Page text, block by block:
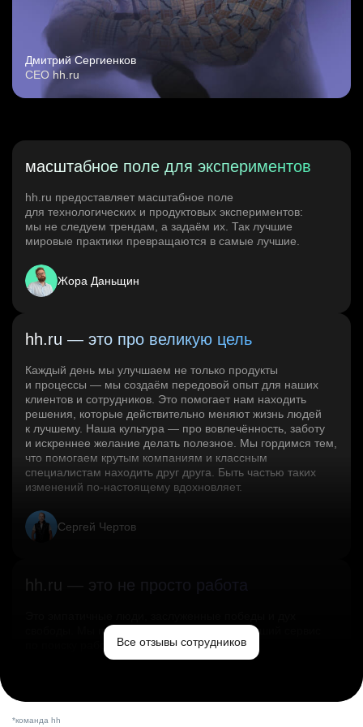
Дмитрий Сергиенков
CEO hh.ru
масштабное поле для экспериментов
hh.ru предоставляет масштабное поле
для технологических и продуктовых экспериментов:
мы не следуем трендам, а задаём их. Так лучшие
мировые практики превращаются в самые лучшие.
Жора Даньщин
hh.ru — это про великую цель
Каждый день мы улучшаем не только продукты
и процессы — мы создаём передовой опыт для наших
клиентов и сотрудников. Это помогает нам находить
решения, которые действительно меняют жизнь людей
к лучшему. Наша культура — про вовлечённость, заботу
и искреннее желание делать полезное. Мы гордимся тем,
что помогаем крутым компаниям и классным
специалистам находить друг друга. Быть частью таких
изменений по‑настоящему вдохновляет.
Сергей Чертов
hh.ru — это не просто работа
свободы. Мы помогаем миру и создаём лучший сервис
по поиску работы в стране.Все отзывы сотрудников
*команда hh